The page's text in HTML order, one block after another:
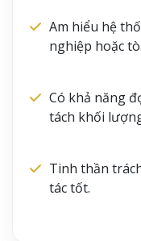
Am hiểu hệ
nghiệp hoặc
Có khả năng
tách khối
Tinh thần
tác tốt.